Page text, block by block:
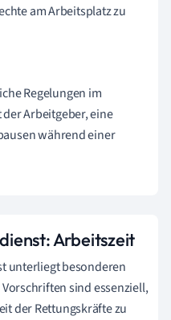
am Arbeitsplatz zu
Regelungen im
Arbeitgeber, eine
während einer
Arbeitszeit
unterliegt besonderen
sind essenziell,
der Rettungskräfte zu